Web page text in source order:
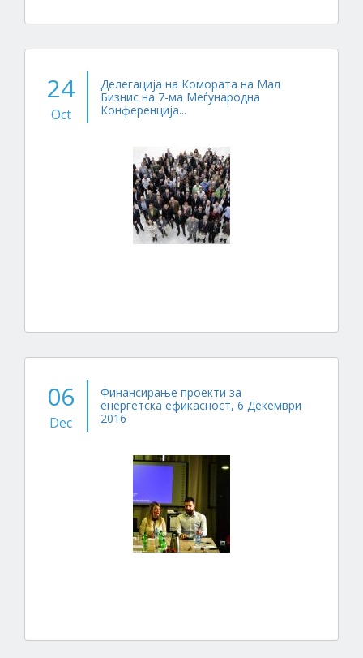
24
Oct
Делегација на Комората на Мал
Бизнис на 7-ма Меѓународна
Конференција...
06
Dec
Финансирање проекти за
енергетска ефикасност, 6 Декември
2016